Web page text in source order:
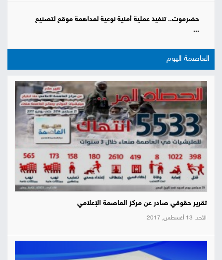
حضرموت.. تنفيذ عملية أمنية نوعية لمداهمة موقع لتصنيع
...
العاصمة اليوم
تقرير حقوقي صادر عن مركز العاصمة الإعلامي
الأحد, 13 أغسطس, 2017